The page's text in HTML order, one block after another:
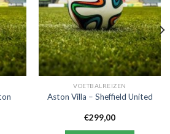
VOETBALREIZEN
Aston Villa – Sheffield United
€299,00